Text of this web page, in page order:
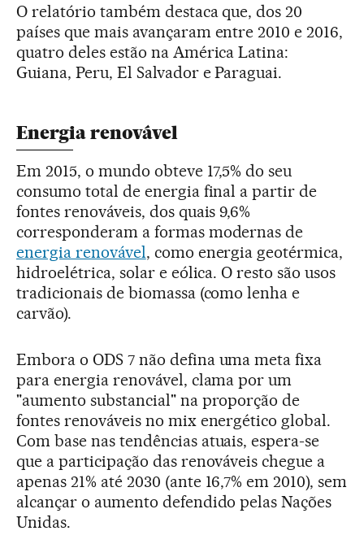
O relatório também destaca que, dos 20
países que mais avançaram entre 2010 e 2016,
quatro deles estão na América Latina:
Guiana, Peru, El Salvador e Paraguai.
Energia renovável
Em 2015, o mundo obteve 17,5% do seu
consumo total de energia final a partir de
fontes renováveis, dos quais 9,6%
corresponderam a formas modernas de
energia renovável, como energia geotérmica,
hidroelétrica, solar e eólica. O resto são usos
tradicionais de biomassa (como lenha e
carvão).
Embora o ODS 7 não defina uma meta fixa
para energia renovável, clama por um
"aumento substancial" na proporção de
fontes renováveis no mix energético global.
Com base nas tendências atuais, espera-se
que a participação das renováveis chegue a
apenas 21% até 2030 (ante 16,7% em 2010), sem
alcançar o aumento defendido pelas Nações
Unidas.